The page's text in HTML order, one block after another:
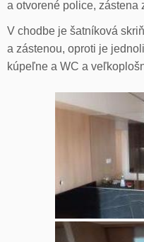
a otvorené police, zástena
V chodbe je šatníková
a zástenou, oproti je
kúpeľne a WC a